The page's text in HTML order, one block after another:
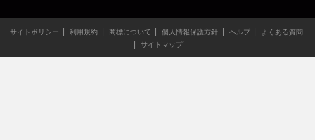
サイトポリシー 利用規約 商標について 個人情報保護方針 ヘルプ
よくある質問
サイトマップ